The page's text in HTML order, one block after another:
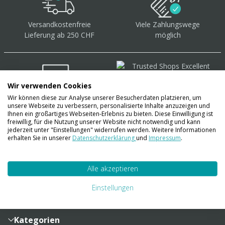
Versandkostenfreie
Lieferung ab 250 CHF
Viele Zahlungswege
möglich
Über 40.000 Artikel auf
Lager
Sendungsverfolgung
Zahlung und Versand
Lieferinformationen
Kategorien
Wir verwenden Cookies
Wir können diese zur Analyse unserer Besucherdaten platzieren, um
unsere Webseite zu verbessern, personalisierte Inhalte anzuzeigen und
Ihnen ein großartiges Webseiten-Erlebnis zu bieten. Diese Einwilligung ist
freiwillig, für die Nutzung unserer Website nicht notwendig und kann
jederzeit unter "Einstellungen" widerrufen werden. Weitere Informationen
erhalten Sie in unserer Datenschutzerklärungund Impressum.
Alle akzeptieren
Einstellungen